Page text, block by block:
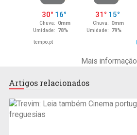
Mais informação
Artigos relacionados